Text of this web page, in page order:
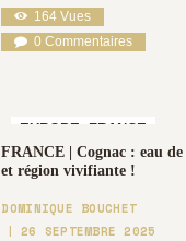
164 Vues
0 Commentaires
EUROPE, FRANCE
FRANCE | Cognac : eau de
et région vivifiante !
DOMINIQUE BOUCHET
26 SEPTEMBRE 2025